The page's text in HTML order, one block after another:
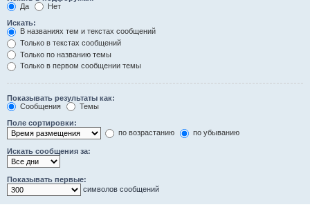
Да
Нет
Искать:
В названиях тем и текстах сообщений
Только в текстах сообщений
Только по названию темы
Только в первом сообщении темы
Показывать результаты как:
Сообщения
Темы
Поле сортировки:
по возрастанию
по убыванию
Искать сообщения за:
Показывать первые:
символов сообщений